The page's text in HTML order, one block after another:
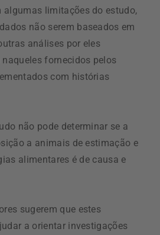
algumas limitações do estudo,
não serem baseados em
análises por eles
fornecidos pelos
com histórias
não pode determinar se a
a animais de estimação e
alimentares é de causa e
sugerem que estes
a orientar investigações